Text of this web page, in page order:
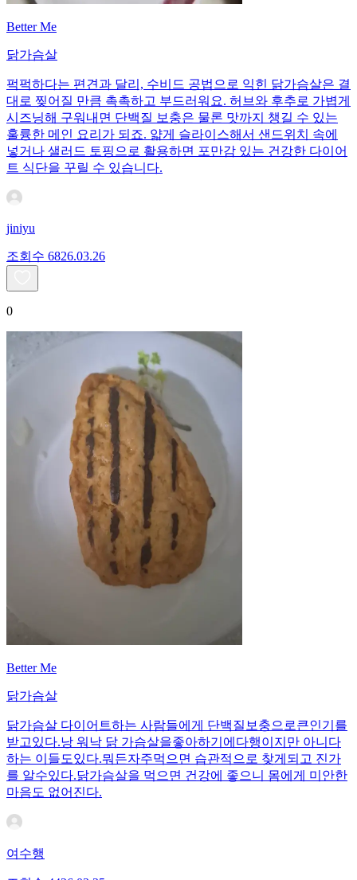
Better Me
닭가슴살
퍽퍽하다는 편견과 달리, 수비드 공법으로 익힌 닭가슴살은 결
대로 찢어질 만큼 촉촉하고 부드러워요. 허브와 후추로 가볍게
시즈닝해 구워내면 단백질 보충은 물론 맛까지 챙길 수 있는
훌륭한 메인 요리가 되죠. 얇게 슬라이스해서 샌드위치 속에
넣거나 샐러드 토핑으로 활용하면 포만감 있는 건강한 다이어
트 식단을 꾸릴 수 있습니다.
jiniyu
조회수 6826.03.26
0
Better Me
닭가슴살
닭가슴살 다이어트하는 사람들에게 단백질보충으로큰인기를
받고있다.낭 워낙 닭 가슴살을좋아하기에다행이지만 아니다
하는 이들도있다.뭐든자주먹으면 습관적으로 찾게되고 진가
를 알수있다.닭가슴살을 먹으면 건강에 좋으니 몸에게 미안한
마음도 없어진다.
여수행